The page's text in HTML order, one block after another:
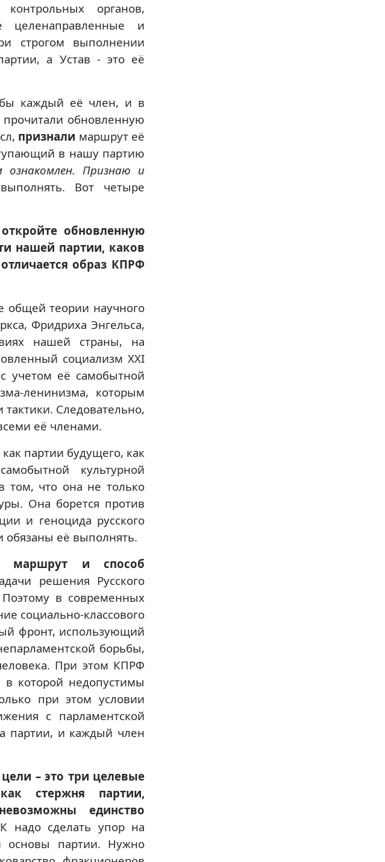
органов,
целенаправленные и
строгом выполнении
а Устав - это её
каждый её член, и в
прочитали обновленную
признали маршрут её
в нашу партию
Признаю и
Вот четыре
обновленную
нашей партии, каков
образ КПРФ
общей теории научного
Фридриха Энгельса,
нашей страны, на
социализм ХХI
учетом её самобытной
ленинизма, которым
тактики. Следовательно,
её членами.
как партии будущего, как
культурной
том, что она не только
Она борется против
и геноцида русского
обязаны её выполнять.
маршрут и способ
решения Русского
в современных
социально-классового
фронт, использующий
борьбы,
При этом КПРФ
в которой недопустимы
при этом условии
с парламентской
партии, и каждый член
– это три целевые
стержня партии,
единство
надо сделать упор на
основы партии. Нужно